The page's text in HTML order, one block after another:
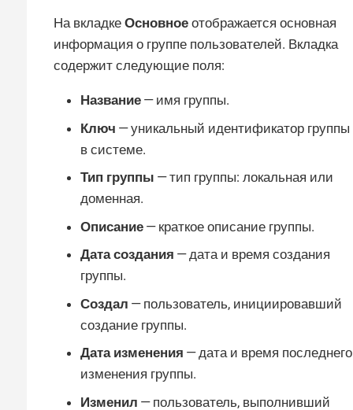
На вкладке Основное отображается основная
информация о группе пользователей. Вкладка
содержит следующие поля:
Название — имя группы.
Ключ — уникальный идентификатор группы
в системе.
Тип группы — тип группы: локальная или
доменная.
Описание — краткое описание группы.
Дата создания — дата и время создания
группы.
Создал — пользователь, инициировавший
создание группы.
Дата изменения — дата и время последнего
изменения группы.
Изменил — пользователь, выполнивший